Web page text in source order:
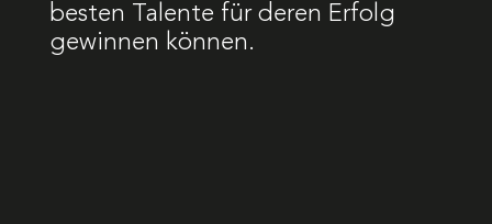
besten Talente für deren Erfolg
gewinnen können.